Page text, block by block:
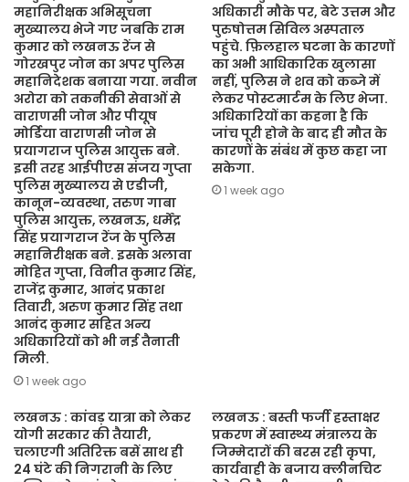
महानिरीक्षक अभिसूचना
मुख्यालय भेजे गए जबकि राम
कुमार को लखनऊ रेंज से
गोरखपुर जोन का अपर पुलिस
महानिदेशक बनाया गया. नवीन
अरोरा को तकनीकी सेवाओं से
वाराणसी जोन और पीयूष
मोर्डिया वाराणसी जोन से
प्रयागराज पुलिस आयुक्त बने.
इसी तरह आईपीएस संजय गुप्ता
पुलिस मुख्यालय से एडीजी,
कानून-व्यवस्था, तरुण गाबा
पुलिस आयुक्त, लखनऊ, धर्मेंद्र
सिंह प्रयागराज रेंज के पुलिस
महानिरीक्षक बने. इसके अलावा
मोहित गुप्ता, विनीत कुमार सिंह,
राजेंद्र कुमार, आनंद प्रकाश
तिवारी, अरुण कुमार सिंह तथा
आनंद कुमार सहित अन्य
अधिकारियों को भी नई तैनाती
मिली.
1 week ago
अधिकारी मौके पर, बेटे उत्तम और
पुरुषोत्तम सिविल अस्पताल
पहुंचे. फ़िलहाल घटना के कारणों
का अभी आधिकारिक खुलासा
नहीं, पुलिस ने शव को कब्जे में
लेकर पोस्टमार्टम के लिए भेजा.
अधिकारियों का कहना है कि
जांच पूरी होने के बाद ही मौत के
कारणों के संबंध में कुछ कहा जा
सकेगा.
1 week ago
लखनऊ : कांवड़ यात्रा को लेकर
योगी सरकार की तैयारी,
चलाएगी अतिरिक्त बसें साथ ही
24 घंटे की निगरानी के लिए
लखनऊ : बस्ती फर्जी हस्ताक्षर
प्रकरण में स्वास्थ्य मंत्रालय के
जिम्मेदारों की बरस रही कृपा,
कार्यवाही के बजाय क्लीनचिट